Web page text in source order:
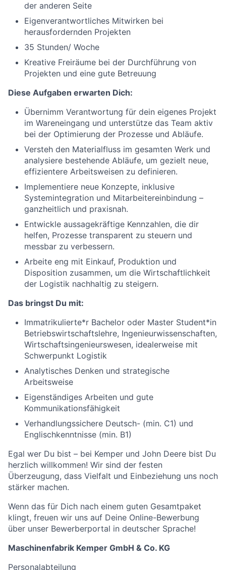
der anderen Seite
Eigenverantwortliches Mitwirken bei
herausfordernden Projekten
35 Stunden/ Woche
Kreative Freiräume bei der Durchführung von
Projekten und eine gute Betreuung
Diese Aufgaben erwarten Dich:
Übernimm Verantwortung für dein eigenes Projekt
im Wareneingang und unterstütze das Team aktiv
bei der Optimierung der Prozesse und Abläufe.
Versteh den Materialfluss im gesamten Werk und
analysiere bestehende Abläufe, um gezielt neue,
effizientere Arbeitsweisen zu definieren.
Implementiere neue Konzepte, inklusive
Systemintegration und Mitarbeitereinbindung –
ganzheitlich und praxisnah.
Entwickle aussagekräftige Kennzahlen, die dir
helfen, Prozesse transparent zu steuern und
messbar zu verbessern.
Arbeite eng mit Einkauf, Produktion und
Disposition zusammen, um die Wirtschaftlichkeit
der Logistik nachhaltig zu steigern.
Das bringst Du mit:
Immatrikulierte*r Bachelor oder Master Student*in
Betriebswirtschaftslehre, Ingenieurwissenschaften,
Wirtschaftsingenieurswesen, idealerweise mit
Schwerpunkt Logistik
Analytisches Denken und strategische
Arbeitsweise
Eigenständiges Arbeiten und gute
Kommunikationsfähigkeit
Verhandlungssichere Deutsch- (min. C1) und
Englischkenntnisse (min. B1)
Egal wer Du bist – bei Kemper und John Deere bist Du
herzlich willkommen! Wir sind der festen
Überzeugung, dass Vielfalt und Einbeziehung uns noch
stärker machen.
Wenn das für Dich nach einem guten Gesamtpaket
klingt, freuen wir uns auf Deine Online-Bewerbung
über unser Bewerberportal in deutscher Sprache!
Maschinenfabrik Kemper GmbH & Co. KG
Personalabteilung